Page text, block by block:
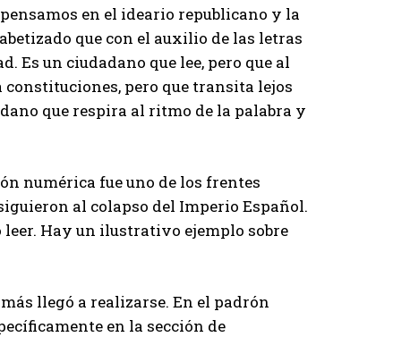
en el ideario republicano y la
que con el auxilio de las letras
Es un ciudadano que lee, pero que al
constituciones, pero que transita lejos
que respira al ritmo de la palabra y
numérica fue uno de los frentes
al colapso del Imperio Español.
Hay un ilustrativo ejemplo sobre
llegó a realizarse. En el padrón
en la sección de